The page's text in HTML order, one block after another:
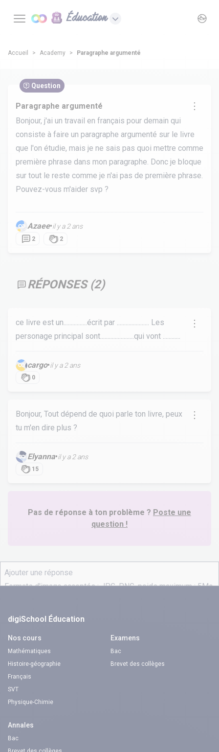
Éducation
Accueil Academy Paragraphe argumenté
Question
Paragraphe argumenté
Bonjour, j'ai un travail en français pour demain qui
consiste à faire un paragraphe argumenté sur le livre
que l'on étudie, mais je ne sais pas quoi mettre comme
première phrase dans mon paragraphe. Donc je bloque
sur tout le reste comme je n'ai pas de première phrase.
Pouvez-vous m'aider svp ?
Azaee•il y a 2 ans
2 2
RÉPONSES (2)
ce livre est un................écrit par ...................... Les
personage principal sont.......................qui vont ............
cargo•il y a 2 ans
0
Bonjour, Tout dépend de quoi parle ton livre, peux
tu m'en dire plus ?
Elyanna•il y a 2 ans
15
Pas de réponse à ton problème ? Poste une
question !
digiSchool Éducation
Nos cours
Mathématiques
Histoire-géographie
Français
SVT
Physique-Chimie
Examens
Bac
Brevet des collèges
Annales
Bac